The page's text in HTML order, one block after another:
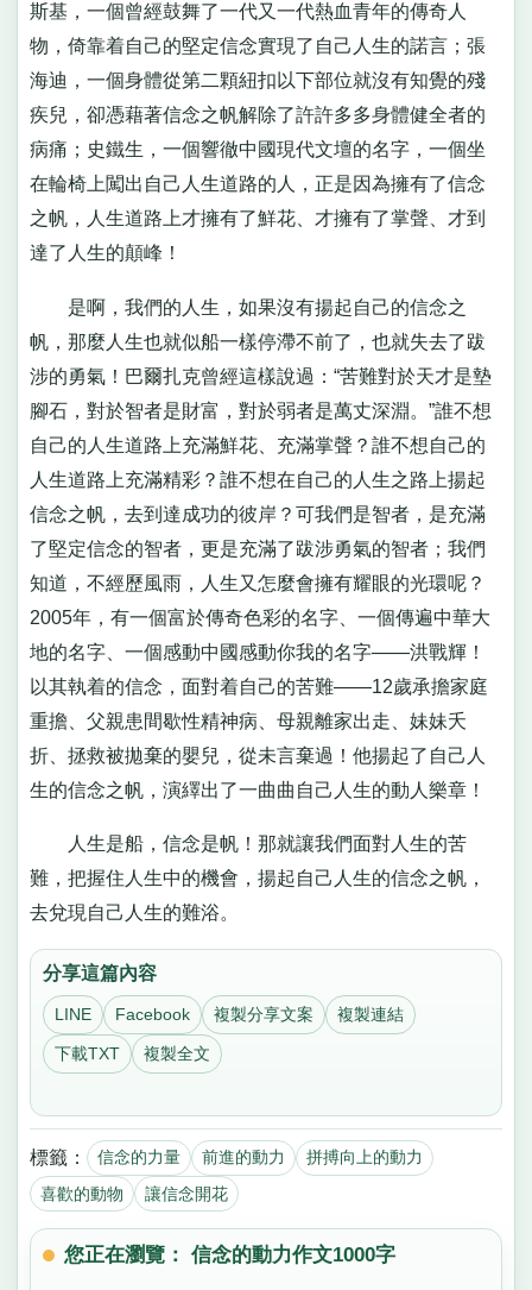
斯基，一個曾經鼓舞了一代又一代熱血青年的傳奇人
物，倚靠着自己的堅定信念實現了自己人生的諾言；張
海迪，一個身體從第二顆紐扣以下部位就沒有知覺的殘
疾兒，卻憑藉著信念之帆解除了許許多多身體健全者的
病痛；史鐵生，一個響徹中國現代文壇的名字，一個坐
在輪椅上闖出自己人生道路的人，正是因為擁有了信念
之帆，人生道路上才擁有了鮮花、才擁有了掌聲、才到
達了人生的顛峰！
是啊，我們的人生，如果沒有揚起自己的信念之
帆，那麼人生也就似船一樣停滯不前了，也就失去了跋
涉的勇氣！巴爾扎克曾經這樣說過：“苦難對於天才是墊
腳石，對於智者是財富，對於弱者是萬丈深淵。”誰不想
自己的人生道路上充滿鮮花、充滿掌聲？誰不想自己的
人生道路上充滿精彩？誰不想在自己的人生之路上揚起
信念之帆，去到達成功的彼岸？可我們是智者，是充滿
了堅定信念的智者，更是充滿了跋涉勇氣的智者；我們
知道，不經歷風雨，人生又怎麼會擁有耀眼的光環呢？
2005年，有一個富於傳奇色彩的名字、一個傳遍中華大
地的名字、一個感動中國感動你我的名字——洪戰輝！
以其執着的信念，面對着自己的苦難——12歲承擔家庭
重擔、父親患間歇性精神病、母親離家出走、妹妹夭
折、拯救被拋棄的嬰兒，從未言棄過！他揚起了自己人
生的信念之帆，演繹出了一曲曲自己人生的動人樂章！
人生是船，信念是帆！那就讓我們面對人生的苦
難，把握住人生中的機會，揚起自己人生的信念之帆，
去兌現自己人生的難浴。
分享這篇內容
LINE Facebook 複製分享文案 複製連結
下載TXT 複製全文
標籤： 信念的力量 前進的動力
拼搏向上的動力
喜歡的動物
讓信念開花
您正在瀏覽： 信念的動力作文1000字